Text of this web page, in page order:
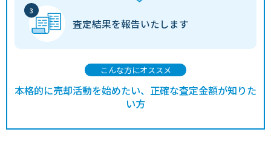
査定結果を報告いたします
こんな方にオススメ
本格的に売却活動を始めたい、正確な査定金額が知りた
い方